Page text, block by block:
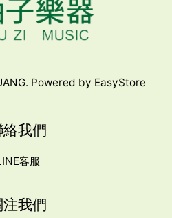
Powered by EasyStore
我們
客服
注我們